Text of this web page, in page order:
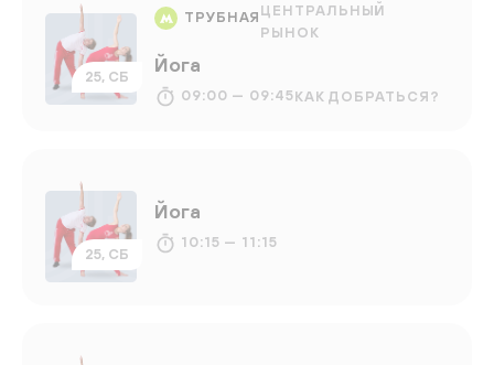
25, СБ
ТРУБНАЯ ЦЕНТРАЛЬНЫЙ
РЫНОК
Йога
09:00 — 09:45КАК ДОБРАТЬСЯ?
25, СБ
Йога
10:15 — 11:15